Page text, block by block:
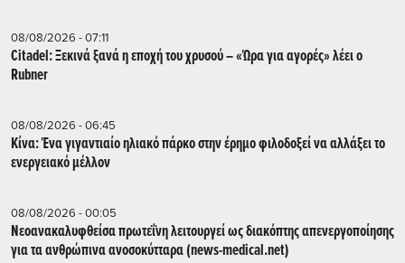
08/08/2026 - 07:11
Citadel: Ξεκινά ξανά η εποχή του χρυσού – «Ώρα για αγορές» λέει ο
Rubner
08/08/2026 - 06:45
Κίνα: Ένα γιγαντιαίο ηλιακό πάρκο στην έρημο φιλοδοξεί να αλλάξει το
ενεργειακό μέλλον
08/08/2026 - 00:05
Νεοανακαλυφθείσα πρωτεΐνη λειτουργεί ως διακόπτης απενεργοποίησης
για τα ανθρώπινα ανοσοκύτταρα (news-medical.net)